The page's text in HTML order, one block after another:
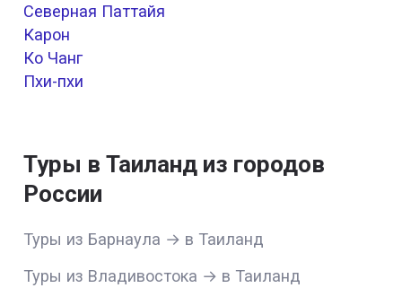
Северная Паттайя
Карон
Ко Чанг
Пхи-пхи
Туры в Таиланд из городов
России
Туры из Барнаула → в Таиланд
Туры из Владивостока → в Таиланд